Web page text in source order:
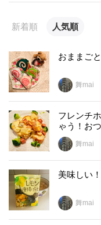
新着順 人気順
おままご
舞mai
フレンチ
ゃう！お
舞mai
美味しい
舞mai